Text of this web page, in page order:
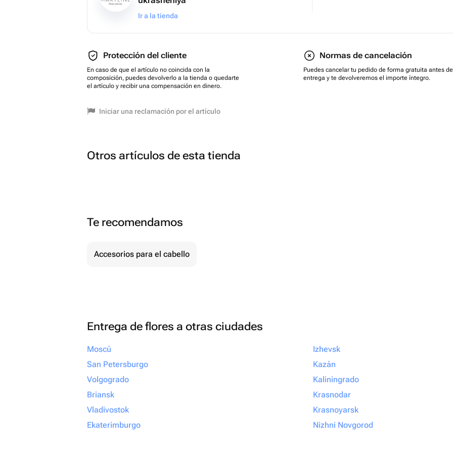
Ir a la tienda
Protección del cliente
En caso de que el artículo no coincida con la
composición, puedes devolverlo a la tienda o quedarte
el artículo y recibir una compensación en dinero.
Normas de cancelación
Puedes cancelar tu pedido de forma gratuita antes
entrega y te devolveremos el importe íntegro.
Iniciar una reclamación por el artículo
Otros artículos de esta tienda
Te recomendamos
Accesorios para el cabello
Entrega de flores a otras ciudades
Moscú
San Petersburgo
Volgogrado
Briansk
Vladivostok
Ekaterimburgo
Izhevsk
Kazán
Kaliningrado
Krasnodar
Krasnoyarsk
Nizhni Novgorod